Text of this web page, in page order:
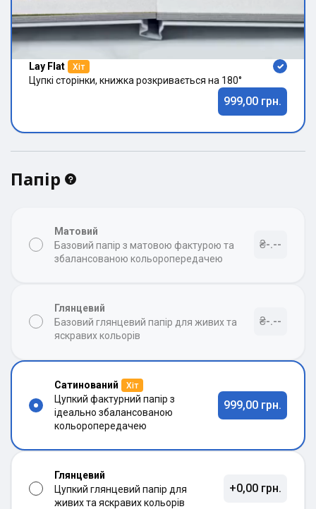
Lay Flat Хіт
Цупкі сторінки, книжка розкривається на 180°
999,00 грн.
Папір
Матовий
Базовий папір з матовою фактурою та
збалансованою кольоропередачею
₴-.--
Глянцевий
Базовий глянцевий папір для живих та
яскравих кольорів
₴-.--
Сатинований Хіт
Цупкий фактурний папір з
ідеально збалансованою
кольоропередачею
999,00 грн.
Глянцевий
Цупкий глянцевий папір для
живих та яскравих кольорів
+0,00 грн.